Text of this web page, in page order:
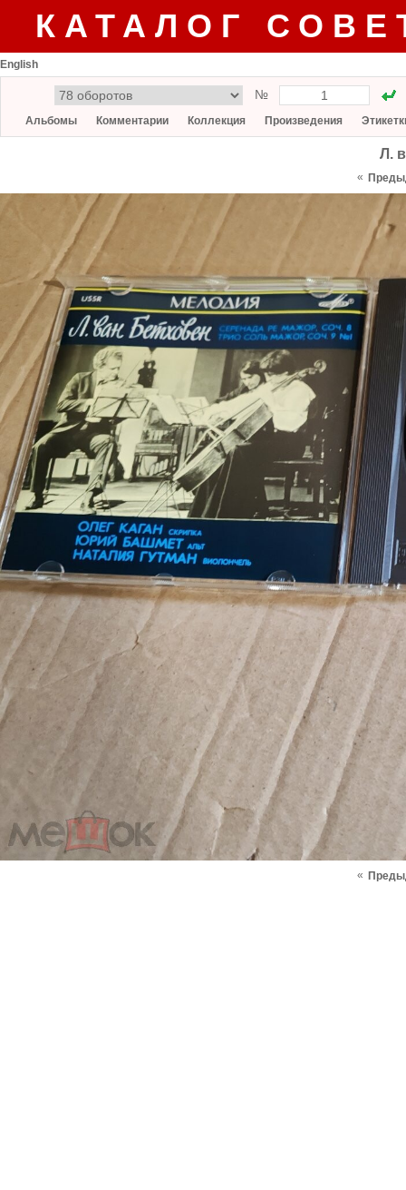
КАТАЛОГ
English
№
Альбомы Комментарии Коллекция Произведения
Л.
«
«